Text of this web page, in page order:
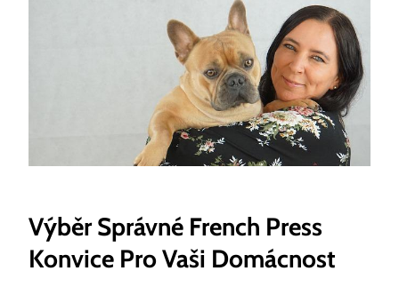
Výběr Správné French Press
Konvice Pro Vaši Domácnost